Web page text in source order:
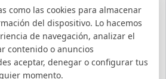
móviles.
SEO checklist
detectar oportunidades de
como las cookies para almacenar
del dispositivo. Lo hacemos
de navegación, analizar el
contenido o anuncios
aceptar, denegar o configurar tus
momento.